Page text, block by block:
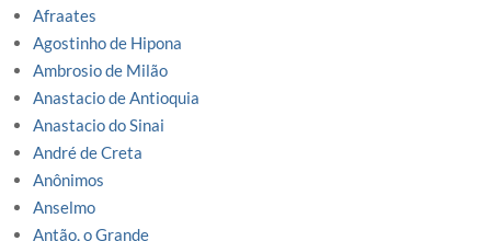
Afraates
Agostinho de Hipona
Ambrosio de Milão
Anastacio de Antioquia
Anastacio do Sinai
André de Creta
Anônimos
Anselmo
Antão, o Grande